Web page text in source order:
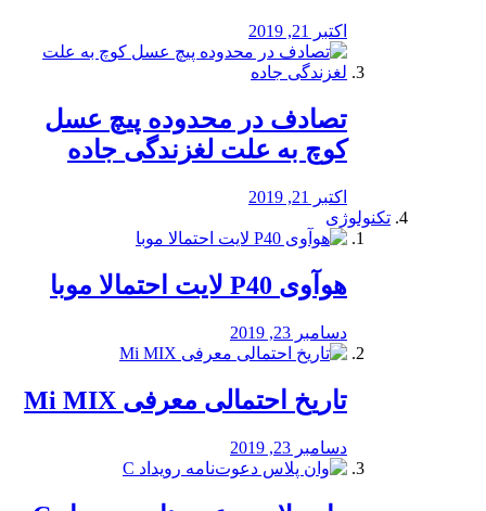
اکتبر 21, 2019
تصادف در محدوده پیچ عسل
کوچ به علت لغزندگی جاده
اکتبر 21, 2019
تکنولوژی
هوآوی P40 لایت احتمالا موبا
دسامبر 23, 2019
تاریخ احتمالی معرفی Mi MIX
دسامبر 23, 2019